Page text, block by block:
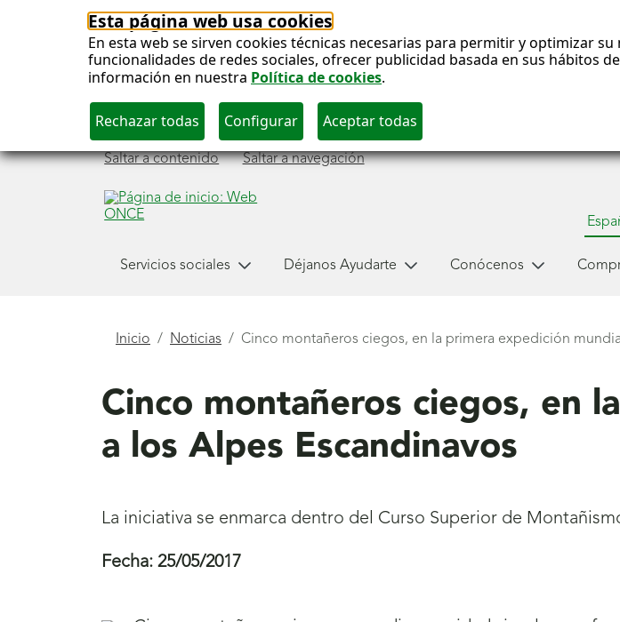
Esta página web usa cookies
En esta web se sirven cookies técnicas necesarias para permitir y optimizar
funcionalidades de redes sociales, ofrecer publicidad basada en sus hábitos
información en nuestra Política de cookies.
Saltar a contenido Saltar a navegación
Servicios sociales Déjanos Ayudarte Conócenos
Está
Inicio Noticias Cinco montañeros ciegos, en la primera expedición
Cinco montañeros ciegos, en
a los Alpes Escandinavos
La iniciativa se enmarca dentro del Curso Superior de
Fecha: 25/05/2017